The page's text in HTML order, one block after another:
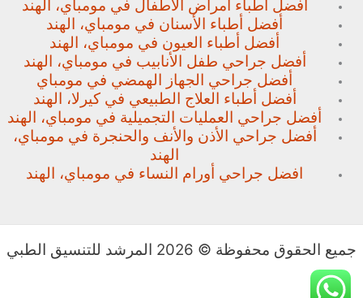
أفضل أطباء أمراض الأطفال في مومباي، الهند
أفضل أطباء الأسنان في مومباي، الهند
أفضل أطباء العيون في مومباي، الهند
أفضل جراحي طفل الأنابيب في مومباي، الهند
أفضل جراحي الجهاز الهمضي في مومباي
أفضل أطباء العلاج الطبيعي في كيرلا، الهند
أفضل جراحي العمليات التجميلية في مومباي، الهند
أفضل جراحي الأذن والأنف والحنجرة في مومباي،
الهند
افضل جراحي أورام النساء في مومباي، الهند
جميع الحقوق محفوظة © 2026 المرشد للتنسيق الطبي